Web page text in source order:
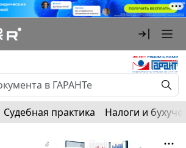
Судебная практика Налоги и